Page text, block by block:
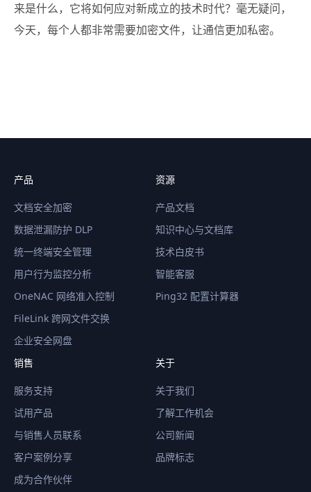
来是什么，它将如何应对新成立的技术时代？毫无疑问，
今天，每个人都非常需要加密文件，让通信更加私密。
产品
文档安全加密
数据泄漏防护 DLP
统一终端安全管理
用户行为监控分析
OneNAC 网络准入控制
FileLink 跨网文件交换
企业安全网盘
资源
产品文档
知识中心与文档库
技术白皮书
智能客服
Ping32 配置计算器
销售
服务支持
试用产品
与销售人员联系
客户案例分享
成为合作伙伴
关于
关于我们
了解工作机会
公司新闻
品牌标志